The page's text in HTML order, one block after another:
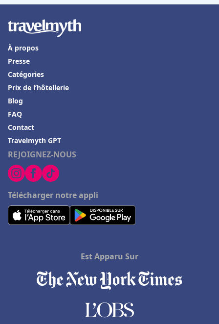
REJOIGNEZ-NOUS
Télécharger notre appli
À propos
Presse
Catégories
Prix de l’hôtellerie
Blog
FAQ
Contact
Travelmyth GPT
Est Apparu Sur